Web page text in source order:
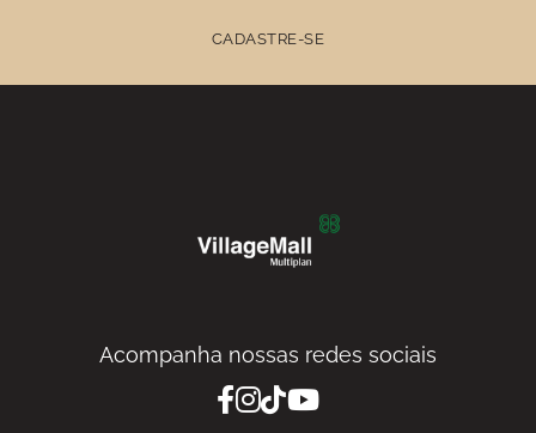
CADASTRE-SE
Acompanha nossas redes sociais